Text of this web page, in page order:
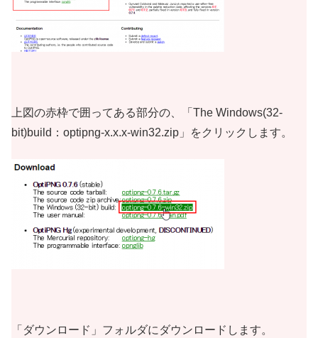
上図の赤枠で囲ってある部分の、「The Windows(32-
bit)build：optipng-x.x.x-win32.zip」をクリックします。
「ダウンロード」フォルダにダウンロードします。